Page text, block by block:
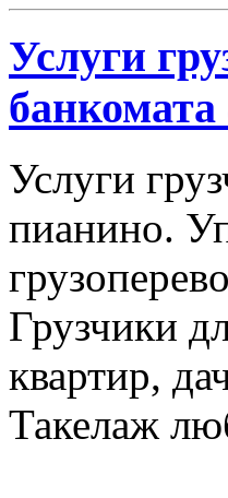
Услуги
банкомата
Услуги
пианино.
Грузчики
квартир,
Такелаж